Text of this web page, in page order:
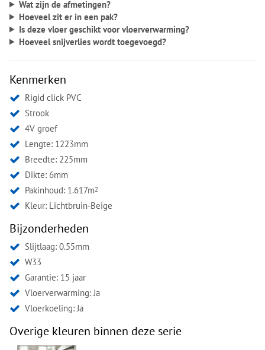
Wat zijn de afmetingen?
Hoeveel zit er in een pak?
Is deze vloer geschikt voor vloerverwarming?
Hoeveel snijverlies wordt toegevoegd?
Kenmerken
Rigid click PVC
Strook
4V groef
Lengte: 1223mm
Breedte: 225mm
Dikte: 6mm
Pakinhoud: 1.617m2
Kleur: Lichtbruin-Beige
Bijzonderheden
Slijtlaag: 0.55mm
W33
Garantie: 15 jaar
Vloerverwarming: Ja
Vloerkoeling: Ja
Overige kleuren binnen deze serie